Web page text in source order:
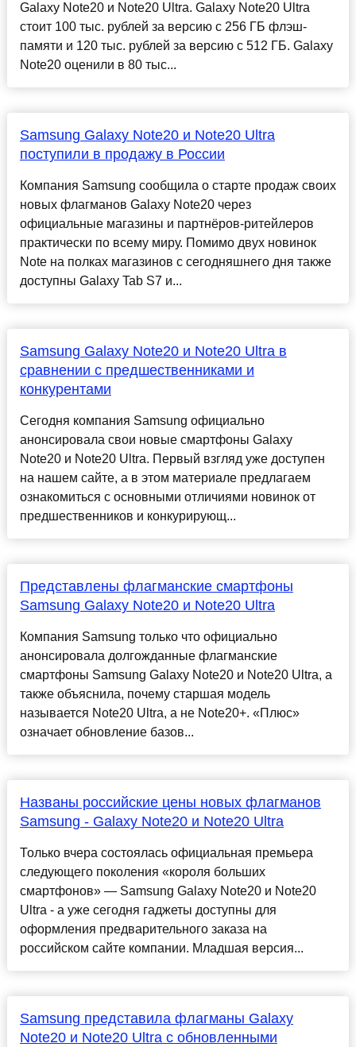
Galaxy Note20 и Note20 Ultra. Galaxy Note20 Ultra
стоит 100 тыс. рублей за версию с 256 ГБ флэш-
памяти и 120 тыс. рублей за версию с 512 ГБ. Galaxy
Note20 оценили в 80 тыс...
Samsung Galaxy Note20 и Note20 Ultra
поступили в продажу в России
Компания Samsung сообщила о старте продаж своих
новых флагманов Galaxy Note20 через
официальные магазины и партнёров-ритейлеров
практически по всему миру. Помимо двух новинок
Note на полках магазинов с сегодняшнего дня также
доступны Galaxy Tab S7 и...
Samsung Galaxy Note20 и Note20 Ultra в
сравнении с предшественниками и
конкурентами
Сегодня компания Samsung официально
анонсировала свои новые смартфоны Galaxy
Note20 и Note20 Ultra. Первый взгляд уже доступен
на нашем сайте, а в этом материале предлагаем
ознакомиться с основными отличиями новинок от
предшественников и конкурирующ...
Представлены флагманские смартфоны
Samsung Galaxy Note20 и Note20 Ultra
Компания Samsung только что официально
анонсировала долгожданные флагманские
смартфоны Samsung Galaxy Note20 и Note20 Ultra, а
также объяснила, почему старшая модель
называется Note20 Ultra, а не Note20+. «Плюс»
означает обновление базов...
Названы российские цены новых флагманов
Samsung - Galaxy Note20 и Note20 Ultra
Только вчера состоялась официальная премьера
следующего поколения «короля больших
смартфонов» — Samsung Galaxy Note20 и Note20
Ultra - а уже сегодня гаджеты доступны для
оформления предварительного заказа на
российском сайте компании. Младшая версия...
Samsung представила флагманы Galaxy
Note20 и Note20 Ultra с обновленными